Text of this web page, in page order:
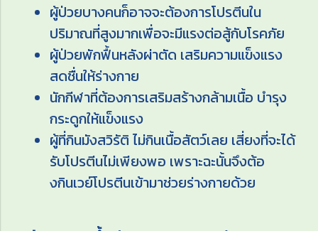
ผู้ป่วยบางคนก็อาจจะต้องการโปรตีนใน
ปริมาณที่สูงมากเพื่อจะมีแรงต่อสู้กับโรคภัย
ผู้ป่วยพักฟื้นหลังผ่าตัด เสริมความแข็งแรง
สดชื่นให้ร่างกาย
นักกีฬาที่ต้องการเสริมสร้างกล้ามเนื้อ บำรุง
กระดูกให้แข็งแรง
ผู้ที่กินมังสวิรัติ ไม่กินเนื้อสัตว์เลย เสี่ยงที่จะได้
รับโปรตีนไม่เพียงพอ เพราะฉะนั้นจึงต้อ
งกินเวย์โปรตีนเข้ามาช่วยร่างกายด้วย